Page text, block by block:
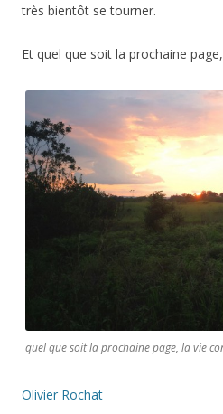
très bientôt se tourner.
Et quel que soit la prochaine
quel que soit la prochaine page, la vie
Olivier Rochat